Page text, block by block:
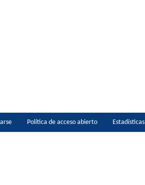
Política de acceso abierto Estadísticas